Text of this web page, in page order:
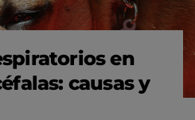
en
causas y